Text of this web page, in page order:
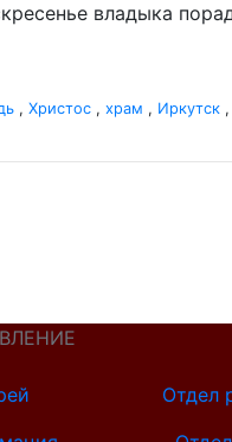
владыка
, Христос , храм , Иркутск ,
Отдел